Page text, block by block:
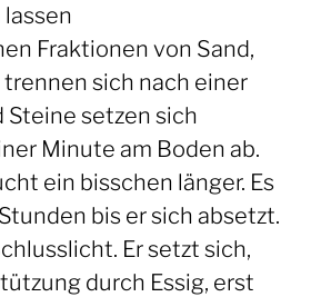
Fraktionen von Sand,
sich nach einer
Steine setzen sich
Minute am Boden ab.
ein bisschen länger. Es
bis er sich absetzt.
Er setzt sich,
durch Essig, erst